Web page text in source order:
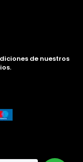
de nuestros